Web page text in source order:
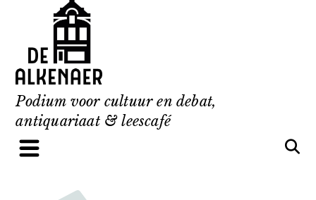
content
Podium voor cultuur en debat,
antiquariaat & leescafé